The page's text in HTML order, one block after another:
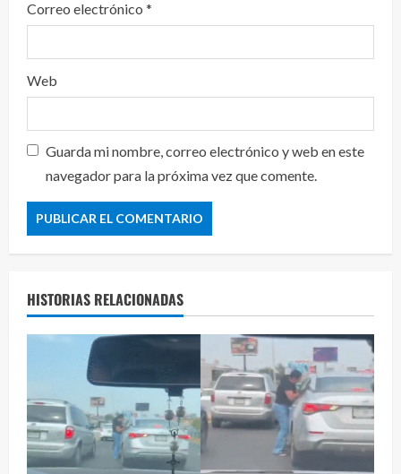
Correo electrónico *
Web
Guarda mi nombre, correo electrónico y web en este
navegador para la próxima vez que comente.
HISTORIAS RELACIONADAS